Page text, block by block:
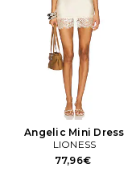
Angelic Mini Dress
LIONESS
77,96€